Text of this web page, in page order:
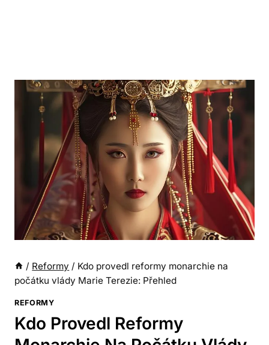
/ Reformy / Kdo provedl reformy monarchie na
počátku vlády Marie Terezie: Přehled
REFORMY
Kdo Provedl Reformy